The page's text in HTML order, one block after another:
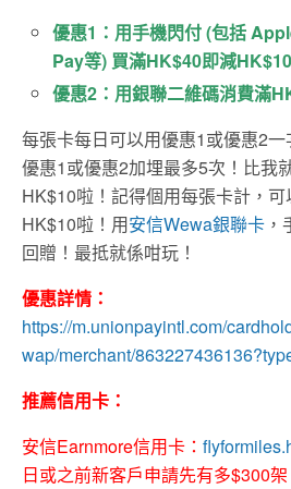
優惠1：用手機閃付 (包括
Pay等) 買滿HK$40即減HK$10
優惠2：用銀聯二維碼消費滿
每張卡每日可以用優惠1或優惠2一
優惠1或優惠2加埋最多5次！比我
HK$10啦！記得個用每張卡計，
HK$10啦！用安信Wewa銀聯卡
回贈！最抵就係咁玩！
優惠詳情：
https://m.unionpayintl.com/
wap/merchant/
推薦信用卡：
安信Earnmore信用卡：
日或之前新客戶申請先有多$300